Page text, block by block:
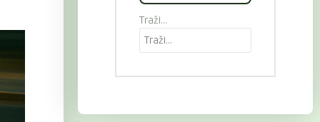
Traži...